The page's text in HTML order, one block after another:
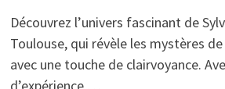
Découvrez l’univers fascinant de
Toulouse, qui révèle les mystères
avec une touche de clairvoyance.
d’expérience …